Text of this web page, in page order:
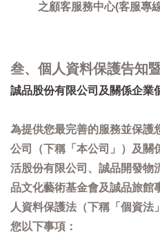
之顧客服務中心(客服專
叁、個人資料保護告知
誠品股份有限公司及關係企業
為提供您最完善的服務並保護
公司（下稱「本公司」）及關
活股份有限公司、誠品開發物
品文化藝術基金會及誠品旅館
人資料保護法（下稱「個資法
您以下事項：